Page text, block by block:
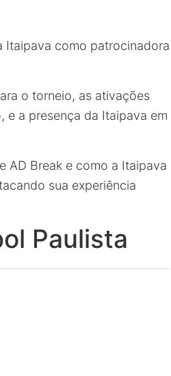
Itaipava como patrocinadora
o torneio, as ativações
e a presença da Itaipava em
AD Break e como a Itaipava
sua experiência
Paulista